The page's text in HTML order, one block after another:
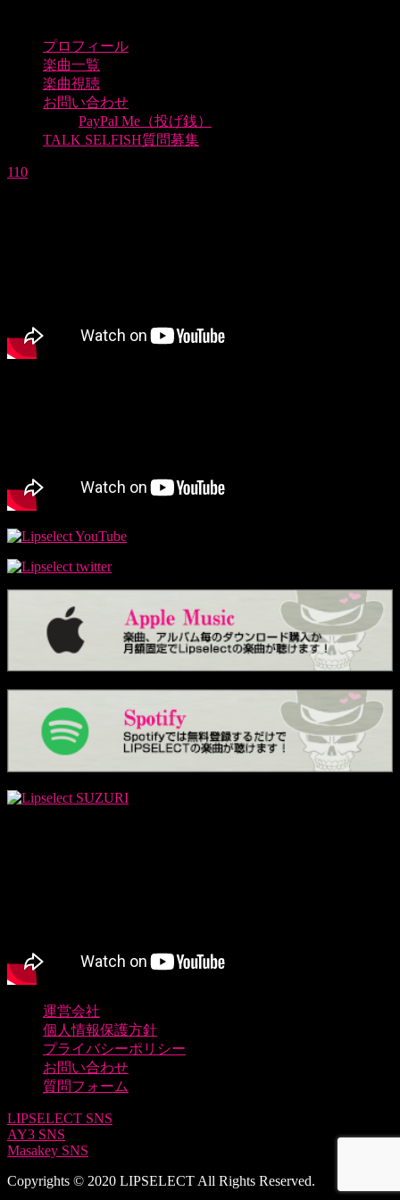
プロフィール
楽曲一覧
楽曲視聴
お問い合わせ
PayPal Me（投げ銭）
TALK SELFISH質問募集
110
運営会社
個人情報保護方針
プライバシーポリシー
お問い合わせ
質問フォーム
LIPSELECT SNS
AY3 SNS
Masakey SNS
Copyrights © 2020 LIPSELECT All Rights Reserved.